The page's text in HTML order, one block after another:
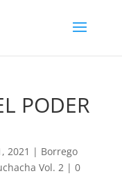
PODER
2021 | Borrego
Vol. 2| 0